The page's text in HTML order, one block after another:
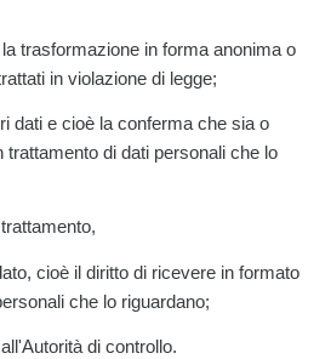
trasformazione in forma anonima o
in violazione di legge;
dati e cioè la conferma che sia o
trattamento di dati personali che lo
cioè il diritto di ricevere in formato
che lo riguardano;
di controllo.